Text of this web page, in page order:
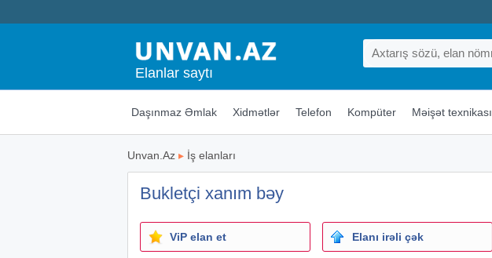
Elanlar saytı
Daşınmaz Əmlak Xidmətlər Telefon Kompüter Məişət texnikası
Unvan.Az ▸ İş elanları
Bukletçi xanım bəy
ViP elan et Elanı irəli çək